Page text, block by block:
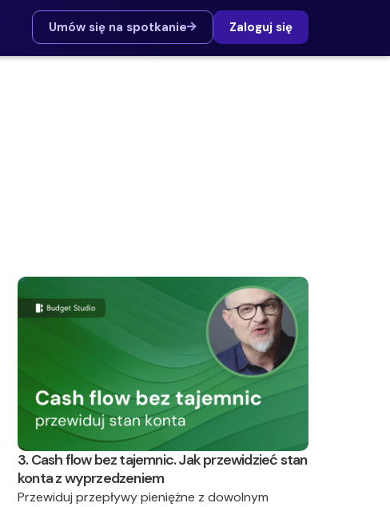
Umów się na spotkanie Zaloguj się
3. Cash flow bez tajemnic. Jak przewidzieć stan
konta z wyprzedzeniem
Przewiduj przepływy pieniężne z dowolnym